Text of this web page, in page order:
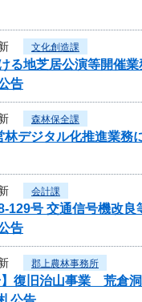
文化創造課
る地芝居公演等開催
告
森林保全課
デジタル化推進業務
会計課
129号 交通信号機改良
告
郡上農林事務所
】復旧治山事業 荒倉